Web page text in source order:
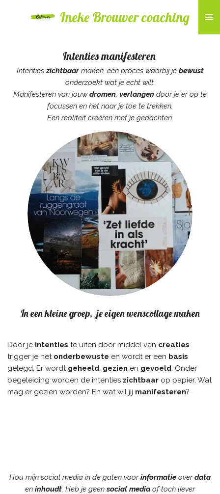
Ineke Brouwer coaching
Intenties manifesteren
Intenties zichtbaarmaken, een proces waarbij je bewust
onderzoekt wat je echt wilt.
Manifesteren van jouwdromen, verlangen door je er op te
focussen en het naar je toe te trekken.
Een realiteit creëren met je gedachten.
In een kleine groep, je eigen wenscollage maken
Door je intenties te uiten door middel van creaties
trigger je het onderbewuste en wordt er een basis
gelegd. Er wordt geheeld, gezien en gevoeld. Onder
begeleiding worden de intenties zichtbaar op papier. Wat
mag er gezien worden? En wat wil jij manifesteren?
Hou mijn social media in de gaten voorinformatie overdata
en inhoudt. Heb je geensocial media of toch liever